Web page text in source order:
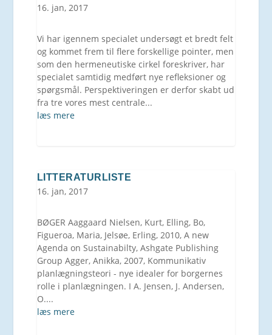
16. jan, 2017
Vi har igennem specialet undersøgt et bredt felt
og kommet frem til flere forskellige pointer, men
som den hermeneutiske cirkel foreskriver, har
specialet samtidig medført nye refleksioner og
spørgsmål. Perspektiveringen er derfor skabt ud
fra tre vores mest centrale...
læs mere
LITTERATURLISTE
16. jan, 2017
BØGER Aaggaard Nielsen, Kurt, Elling, Bo,
Figueroa, Maria, Jelsøe, Erling, 2010, A new
Agenda on Sustainabilty, Ashgate Publishing
Group Agger, Anikka, 2007, Kommunikativ
planlægningsteori - nye idealer for borgernes
rolle i planlægningen. I A. Jensen, J. Andersen,
O....
læs mere